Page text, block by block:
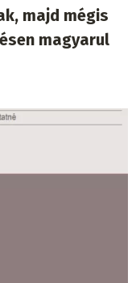
majd mégis
magyarul